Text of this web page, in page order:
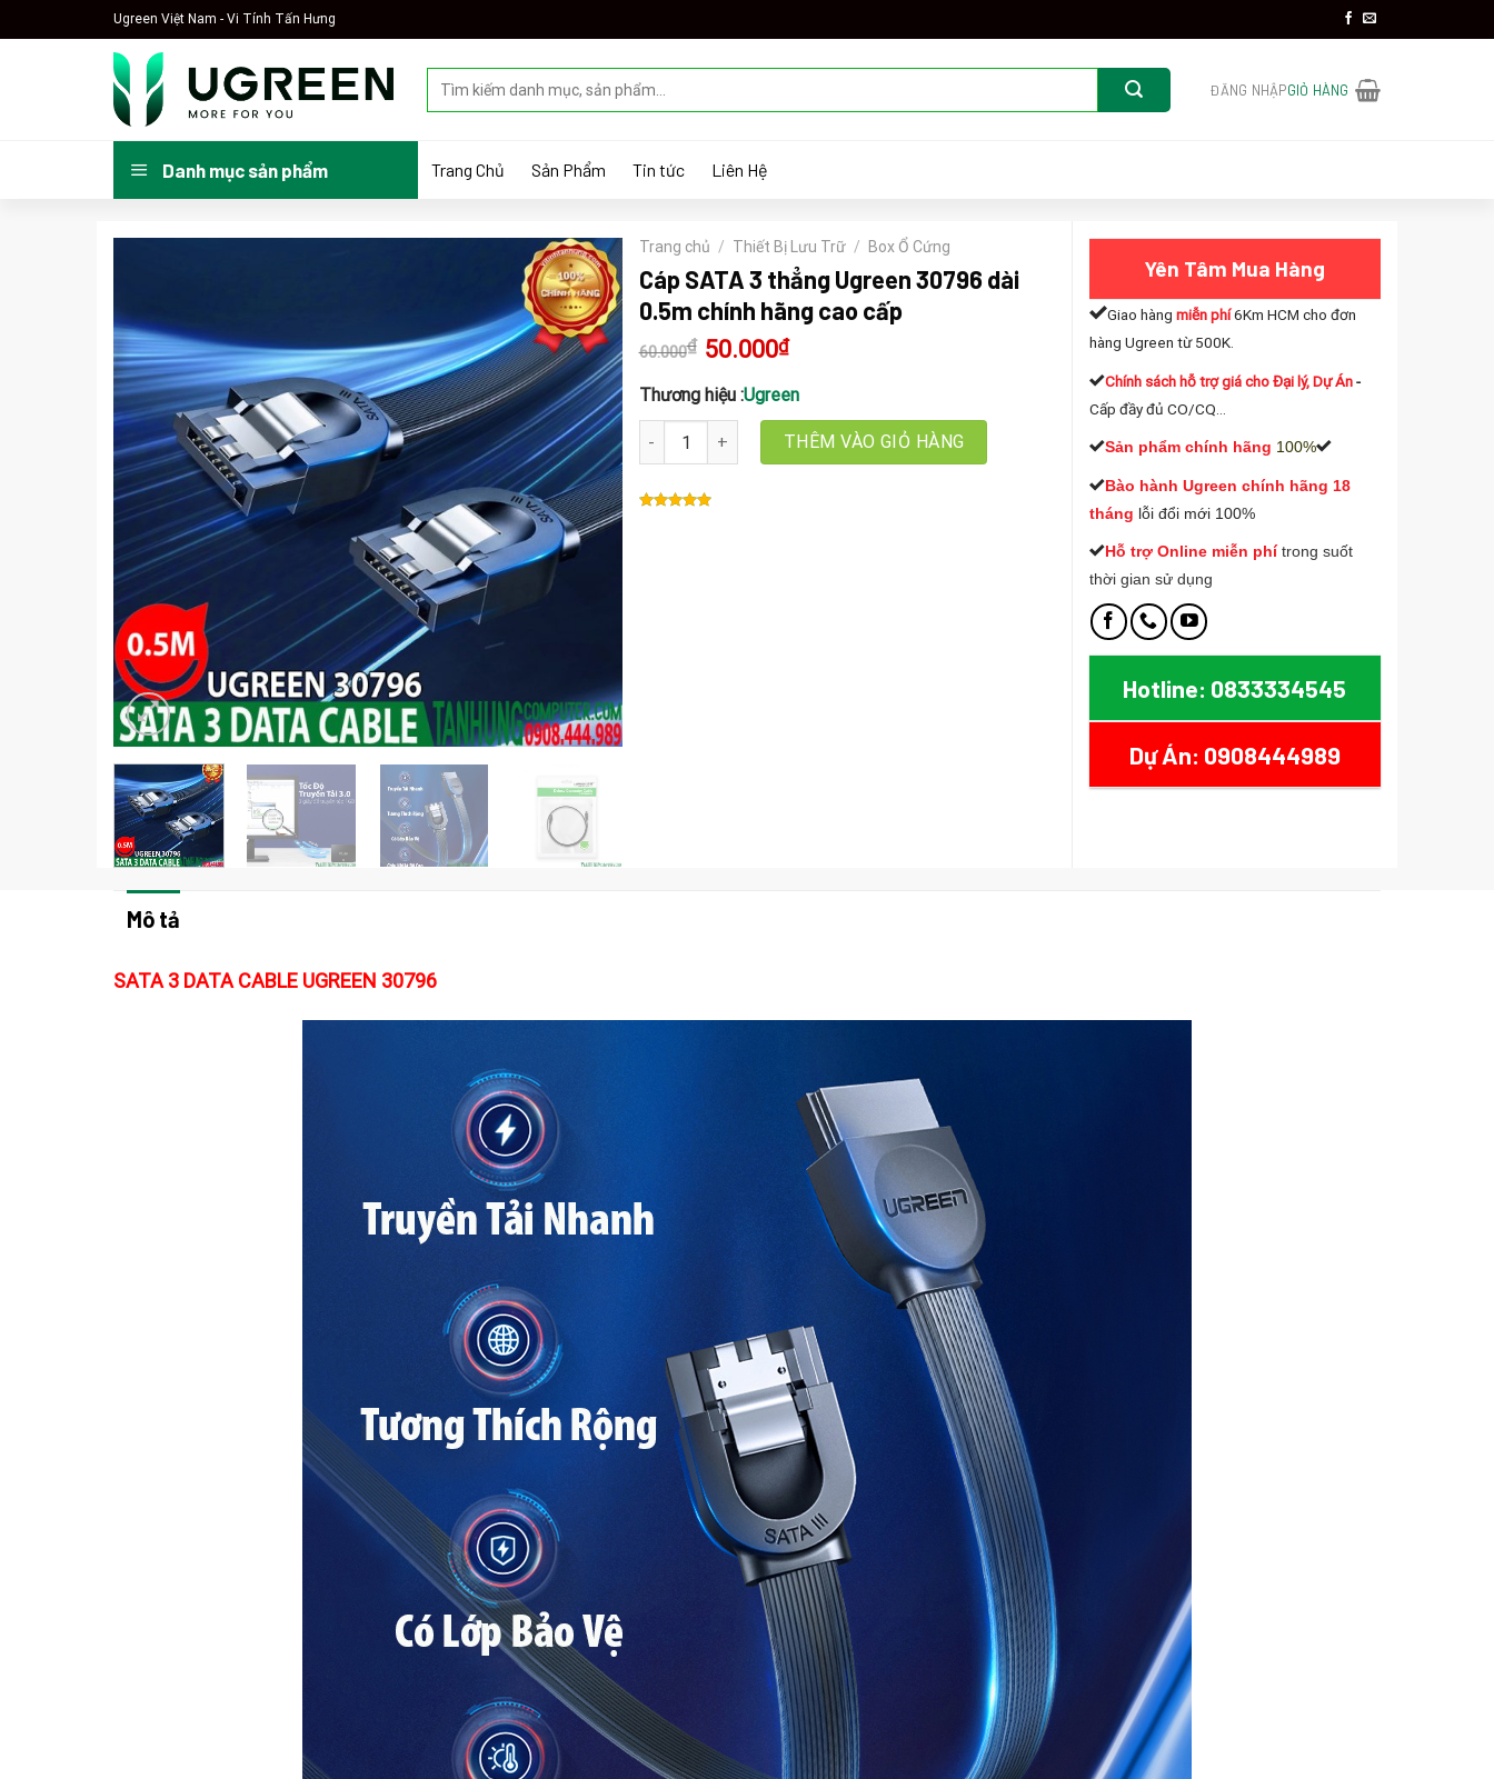
to
Ugreen Việt Nam - Vi Tính Tấn Hưng
kiếm:
ĐĂNG NHẬPGIỎ HÀNG
Danh mục sản phẩm Trang Chủ Sản Phẩm Tin tức Liên Hệ
Trang chủ / Thiết Bị Lưu Trữ / Box Ổ Cứng
Cáp SATA 3 thẳng Ugreen 30796 dài
0.5m chính hãng cao cấp
60.000₫ Giá
gốc
60.000₫.
50.000₫Giá
hiện
là:
50.000₫.
Thương hiệu :Ugreen
Cáp SATA 3 thẳng Ugreen 30796 dài 0.5m chính hãng cao cấp số lượng
THÊM VÀO GIỎ HÀNG
Yên Tâm Mua Hàng
Giao hàng miễn phí 6Km HCM cho đơn
hàng Ugreen từ 500K.
Chính sách hỗ trợ giá cho Đại lý, Dự Án-
Cấp đầy đủ CO/CQ...
Sản phẩm chính hãng 100%
Bào hành Ugreen chính hãng 18
tháng lỗi đổi mới 100%
Hỗ trợ Online miễn phí trong suốt
thời gian sử dụng
Hotline: 0833334545
Dự Án: 0908444989
Mô tả
SATA 3 DATA CABLE UGREEN 30796